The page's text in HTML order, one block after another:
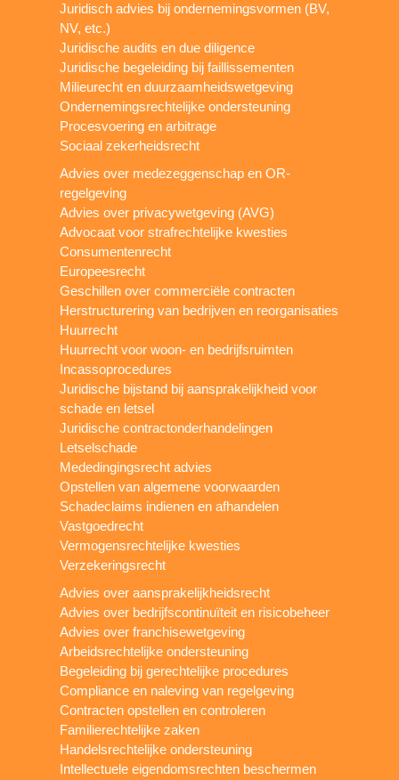
Juridisch advies bij ondernemingsvormen (BV,
NV, etc.)
Juridische audits en due diligence
Juridische begeleiding bij faillissementen
Milieurecht en duurzaamheidswetgeving
Ondernemingsrechtelijke ondersteuning
Procesvoering en arbitrage
Sociaal zekerheidsrecht
Advies over medezeggenschap en OR-
regelgeving
Advies over privacywetgeving (AVG)
Advocaat voor strafrechtelijke kwesties
Consumentenrecht
Europeesrecht
Geschillen over commerciële contracten
Herstructurering van bedrijven en reorganisaties
Huurrecht
Huurrecht voor woon- en bedrijfsruimten
Incassoprocedures
Juridische bijstand bij aansprakelijkheid voor
schade en letsel
Juridische contractonderhandelingen
Letselschade
Mededingingsrecht advies
Opstellen van algemene voorwaarden
Schadeclaims indienen en afhandelen
Vastgoedrecht
Vermogensrechtelijke kwesties
Verzekeringsrecht
Advies over aansprakelijkheidsrecht
Advies over bedrijfscontinuïteit en risicobeheer
Advies over franchisewetgeving
Arbeidsrechtelijke ondersteuning
Begeleiding bij gerechtelijke procedures
Compliance en naleving van regelgeving
Contracten opstellen en controleren
Familierechtelijke zaken
Handelsrechtelijke ondersteuning
Intellectuele eigendomsrechten beschermen